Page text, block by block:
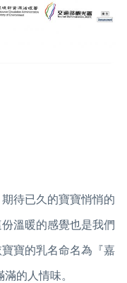
待已久的寶寶悄悄的
溫暖的感覺也是我們
寶的乳名命名為『嘉
的人情味。